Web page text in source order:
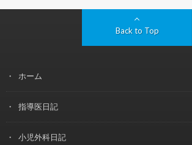
Back to Top
ホーム
指導医日記
小児外科日記